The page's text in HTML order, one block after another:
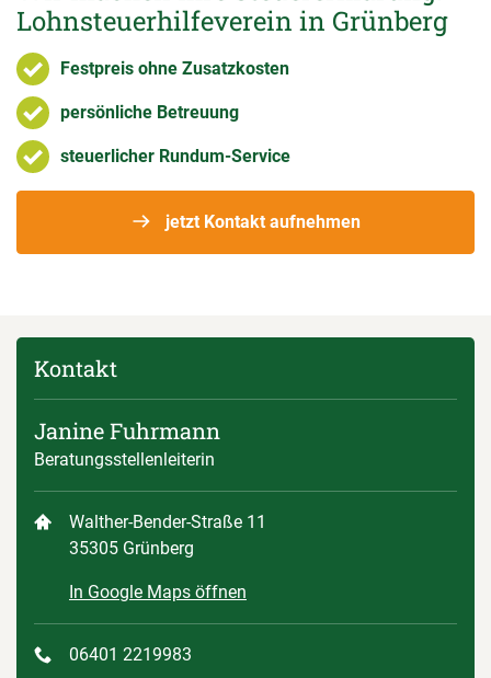
Lohnsteuerhilfeverein in Grünberg
Festpreis ohne Zusatzkosten
persönliche Betreuung
steuerlicher Rundum-Service
jetzt Kontakt aufnehmen
Kontakt
Janine Fuhrmann
Beratungsstellenleiterin
Walther-Bender-Straße 11
35305 Grünberg
In Google Maps öffnen
06401 2219983